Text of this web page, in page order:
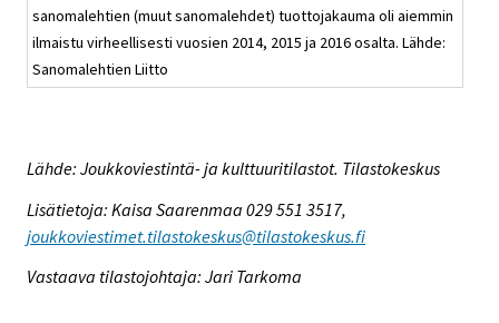
sanomalehtien (muut sanomalehdet) tuottojakauma oli aiemmin
ilmaistu virheellisesti vuosien 2014, 2015 ja 2016 osalta. Lähde:
Sanomalehtien Liitto
Lähde: Joukkoviestintä- ja kulttuuritilastot. Tilastokeskus
Lisätietoja: Kaisa Saarenmaa 029 551 3517,
joukkoviestimet.tilastokeskus@tilastokeskus.fi
Vastaava tilastojohtaja: Jari Tarkoma